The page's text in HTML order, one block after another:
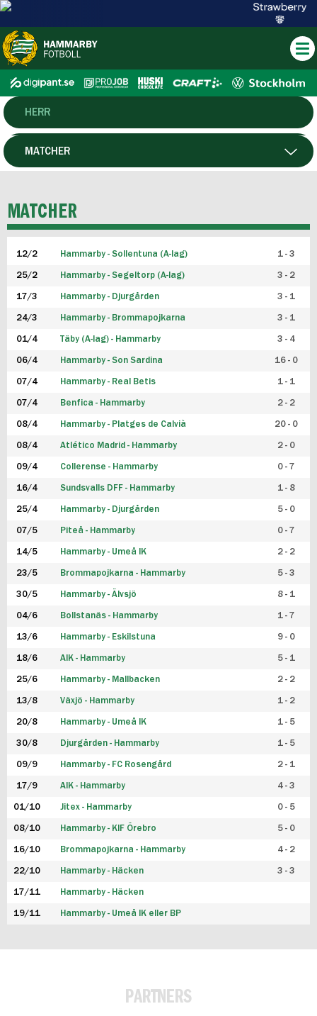
HERR
DAM
P19
F19
FUTSAL HERR
FUTSAL DAM
MATCHER
MATCHER
12/2 Hammarby - Sollentuna (A-lag) 1 - 3
25/2 Hammarby - Segeltorp (A-lag) 3 - 2
17/3 Hammarby - Djurgården 3 - 1
24/3 Hammarby - Brommapojkarna 3 - 1
01/4 Täby (A-lag) - Hammarby 3 - 4
06/4 Hammarby - Son Sardina 16 - 0
07/4 Hammarby - Real Betis 1 - 1
07/4 Benfica - Hammarby 2 - 2
08/4 Hammarby - Platges de Calvià 20 - 0
08/4 Atlético Madrid - Hammarby 2 - 0
09/4 Collerense - Hammarby 0 - 7
16/4 Sundsvalls DFF - Hammarby 1 - 8
25/4 Hammarby - Djurgården 5 - 0
07/5 Piteå - Hammarby 0 - 7
14/5 Hammarby - Umeå IK 2 - 2
23/5 Brommapojkarna - Hammarby 5 - 3
30/5 Hammarby - Älvsjö 8 - 1
04/6 Bollstanäs - Hammarby 1 - 7
13/6 Hammarby - Eskilstuna 9 - 0
18/6 AIK - Hammarby 5 - 1
25/6 Hammarby - Mallbacken 2 - 2
13/8 Växjö - Hammarby 1 - 2
20/8 Hammarby - Umeå IK 1 - 5
30/8 Djurgården - Hammarby 1 - 5
09/9 Hammarby - FC Rosengård 2 - 1
17/9 AIK - Hammarby 4 - 3
01/10 Jitex - Hammarby 0 - 5
08/10 Hammarby - KIF Örebro 5 - 0
16/10 Brommapojkarna - Hammarby 4 - 2
22/10 Hammarby - Häcken 3 - 3
17/11 Hammarby - Häcken
19/11 Hammarby - Umeå IK eller BP
PARTNERS